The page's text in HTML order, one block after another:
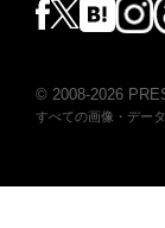
© 2008-2026
すべての画像・デー